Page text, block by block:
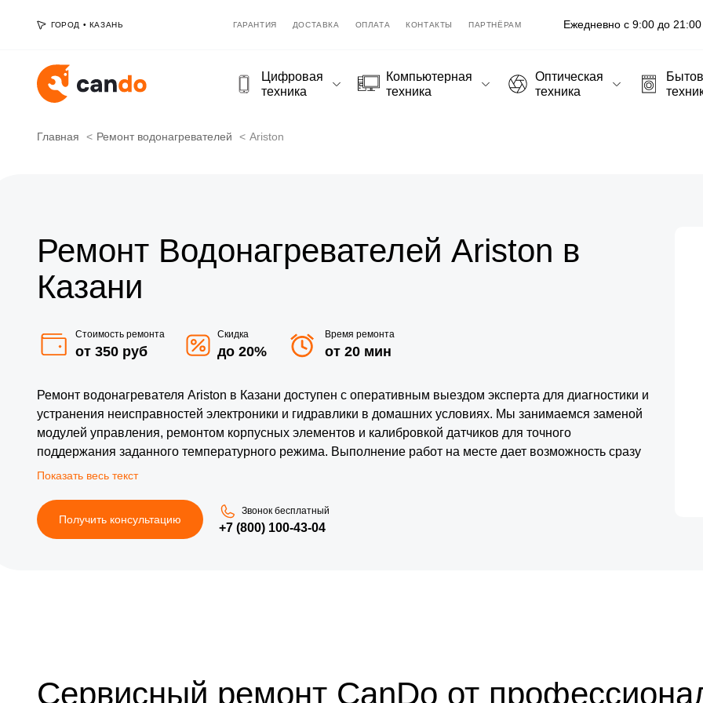
ГОРОД • КАЗАНЬ ГАРАНТИЯ ДОСТАВКА ОПЛАТА КОНТАКТЫ ПАРТНЁРАМ Ежедневно с 9:00 до 21:00
Цифровая
техника
Компьютерная
техника
Оптическая
техника
Главная Ремонт водонагревателей Ariston
Ремонт Водонагревателей Ariston в
Казани
Стоимость ремонта
от 350 руб
Скидка
до 20%
Время ремонта
от 20 мин
Ремонт водонагревателя Ariston в Казани доступен с оперативным выездом эксперта для диагностики и
устранения неисправностей электроники и гидравлики в домашних условиях. Мы занимаемся заменой
модулей управления, ремонтом корпусных элементов и калибровкой датчиков для точного
поддержания заданного температурного режима. Выполнение работ на месте дает возможность сразу
проверить герметичность системы под рабочим давлением и корректность срабатывания устройств
оборудования и его длительную эксплуатацию.
Получить консультацию
Звонок бесплатный
+7 (800) 100-43-04
Сервисный ремонт CanDo от